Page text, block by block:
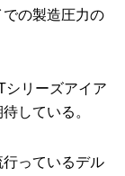
の製造圧力の
シリーズアイア
している。
っているデル